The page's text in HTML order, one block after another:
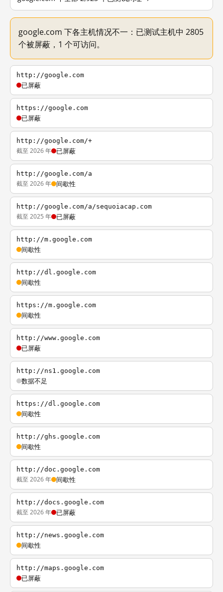
google.com 下各主机情况不一：已测试主机中 2805
个被屏蔽，1 个可访问。
http://google.com
已屏蔽
https://google.com
已屏蔽
http://google.com/+
截至 2026 年 已屏蔽
http://google.com/a
截至 2026 年 间歇性
http://google.com/a/sequoiacap.com
截至 2025 年 已屏蔽
http://m.google.com
间歇性
http://dl.google.com
间歇性
https://m.google.com
间歇性
http://www.google.com
已屏蔽
http://ns1.google.com
数据不足
https://dl.google.com
间歇性
http://ghs.google.com
间歇性
http://doc.google.com
截至 2026 年 间歇性
http://docs.google.com
截至 2026 年 已屏蔽
http://news.google.com
间歇性
http://maps.google.com
已屏蔽